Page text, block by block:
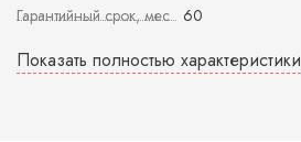
Гарантийный срок, мес
60
Показать полностью характеристики